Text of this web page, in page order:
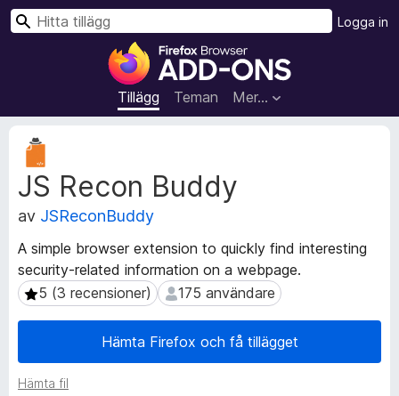
W
e
b
b
s
a
t
l
l
g
Tillägg Teman Mer…
Logga in
S
JS Recon Buddy
av JSReconBuddy
A simple browser extension to quickly find interesting
security-related information on a webpage.
5 (3 recensioner)
5 (3 recensioner) 175 användare
175 användare
Hämta Firefox och få tillägget
Hämta fil
M
a
d
t
a
f
ö
i
l